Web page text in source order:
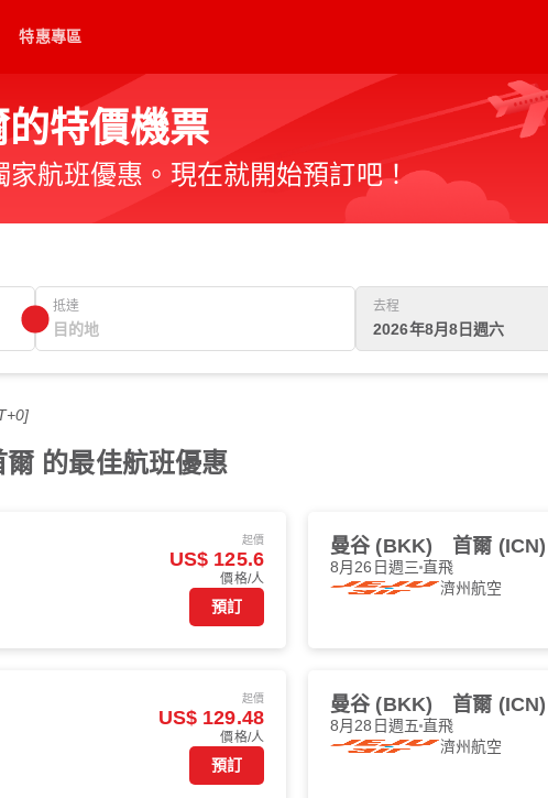
特惠專區
特價機票
航班優惠。現在就開始預訂吧！
抵達 去程
2026年8月8日週六
的最佳航班優惠
起價
US$ 125.6
價格/人
預訂
曼谷 (BKK) 首爾 (ICN)
8月26日週三 直飛
濟州航空
起價
US$ 129.48
價格/人
預訂
曼谷 (BKK) 首爾 (ICN)
8月28日週五 直飛
濟州航空